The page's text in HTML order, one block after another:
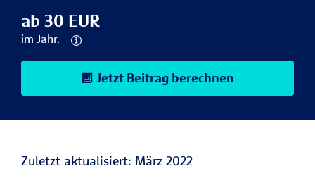
ab 30 EUR
im Jahr.
Jetzt Beitrag berechnen
Zuletzt aktualisiert: März 2022